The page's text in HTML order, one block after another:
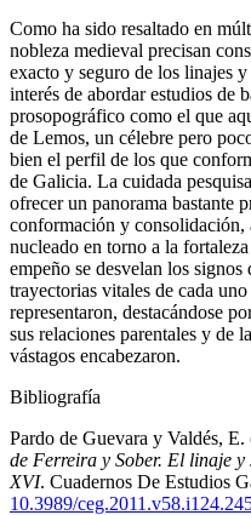
Como ha sido resaltado en
nobleza medieval precisan
exacto y seguro de los linajes
interés de abordar estudios de
prosopográfico como el que
de Lemos, un célebre pero
bien el perfil de los que
de Galicia. La cuidada
ofrecer un panorama bastante
conformación y
nucleado en torno a la
empeño se desvelan los
trayectorias vitales de cada
representaron, destacándose
sus relaciones parentales y de
vástagos encabezaron.
Bibliografía
Pardo de Guevara y Valdés, E.
de Ferreira y Sober. El linaje
XVI. Cuadernos De Estudios
10.3989/